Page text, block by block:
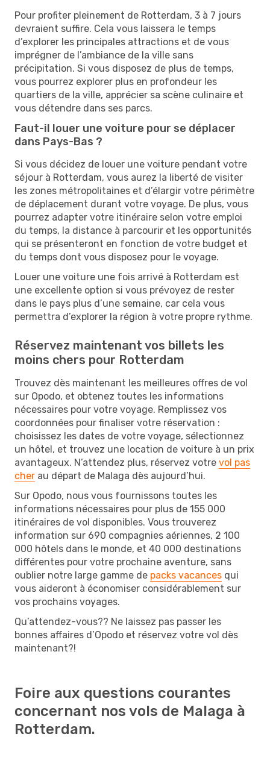
Pour profiter pleinement de Rotterdam, 3 à 7 jours
devraient suffire. Cela vous laissera le temps
d’explorer les principales attractions et de vous
imprégner de l’ambiance de la ville sans
précipitation. Si vous disposez de plus de temps,
vous pourrez explorer plus en profondeur les
quartiers de la ville, apprécier sa scène culinaire et
vous détendre dans ses parcs.
Faut-il louer une voiture pour se déplacer
dans Pays-Bas ?
Si vous décidez de louer une voiture pendant votre
séjour à Rotterdam, vous aurez la liberté de visiter
les zones métropolitaines et d’élargir votre périmètre
de déplacement durant votre voyage. De plus, vous
pourrez adapter votre itinéraire selon votre emploi
du temps, la distance à parcourir et les opportunités
qui se présenteront en fonction de votre budget et
du temps dont vous disposez pour le voyage.
Louer une voiture une fois arrivé à Rotterdam est
une excellente option si vous prévoyez de rester
dans le pays plus d’une semaine, car cela vous
permettra d’explorer la région à votre propre rythme.
Réservez maintenant vos billets les
moins chers pour Rotterdam
Trouvez dès maintenant les meilleures offres de vol
sur Opodo, et obtenez toutes les informations
nécessaires pour votre voyage. Remplissez vos
coordonnées pour finaliser votre réservation :
choisissez les dates de votre voyage, sélectionnez
un hôtel, et trouvez une location de voiture à un prix
avantageux. N’attendez plus, réservez votre vol pas
cher au départ de Malaga dès aujourd’hui.
Sur Opodo, nous vous fournissons toutes les
informations nécessaires pour plus de 155 000
itinéraires de vol disponibles. Vous trouverez
information sur 690 compagnies aériennes, 2 100
000 hôtels dans le monde, et 40 000 destinations
différentes pour votre prochaine aventure, sans
oublier notre large gamme de packs vacances qui
vous aideront à économiser considérablement sur
vos prochains voyages.
Qu’attendez-vous?? Ne laissez pas passer les
bonnes affaires d’Opodo et réservez votre vol dès
maintenant?!
Foire aux questions courantes
concernant nos vols de Malaga à
Rotterdam.